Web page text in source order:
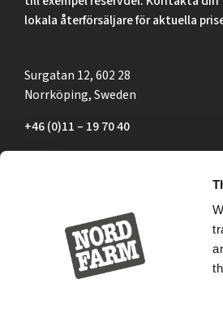
lokala återförsäljare för aktuella
Surgatan 12, 602 28
Norrköping, Sweden
+46 (0)11 – 19 70 40